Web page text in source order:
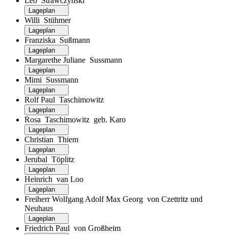
Willi Stühmer
Franziska Sußmann
Margarethe Juliane Sussmann
Mimi Sussmann
Rolf Paul Taschimowitz
Rosa Taschimowitz geb. Karo
Christian Thiem
Jerubal Töplitz
Heinrich van Loo
Freiherr Wolfgang Adolf Max Georg von Czettritz und
Neuhaus
Friedrich Paul von Großheim